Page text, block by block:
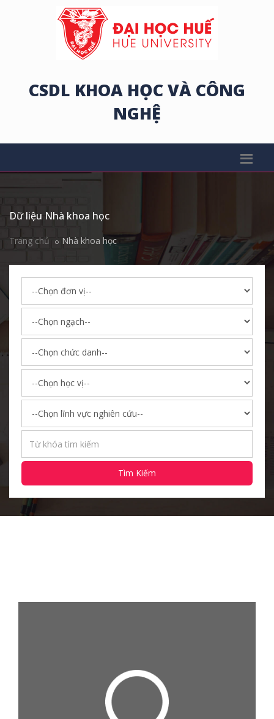
CSDL KHOA HỌC VÀ CÔNG
NGHỆ
Dữ liệu Nhà khoa học
Trang chủ Nhà khoa học
Tìm Kiếm